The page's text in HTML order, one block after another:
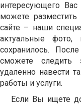
интересующего
можете
сайте – наши
актуальные фото,
сохранилось.
сможете следить
удаленно навести
работы и услуги.
Если Вы ищете